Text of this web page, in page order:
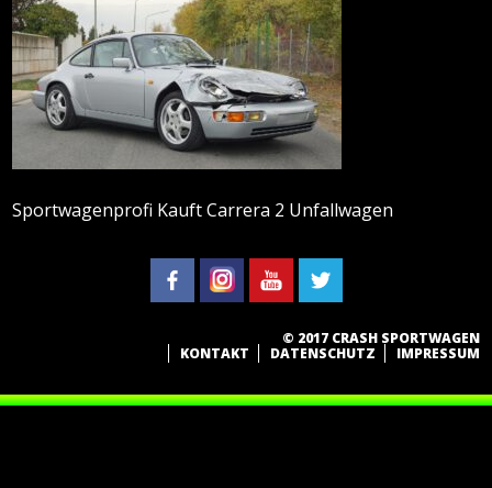
Sportwagenprofi Kauft Carrera 2 Unfallwagen
© 2017 CRASH SPORTWAGEN
KONTAKT
DATENSCHUTZ IMPRESSUM